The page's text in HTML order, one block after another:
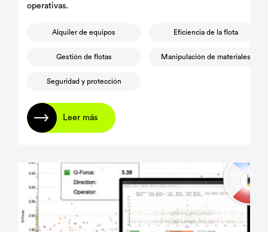
operativas.
Alquiler de equipos Eficiencia de la flota
Gestión de flotas Manipulación de materiales
Seguridad y protección
Leer más